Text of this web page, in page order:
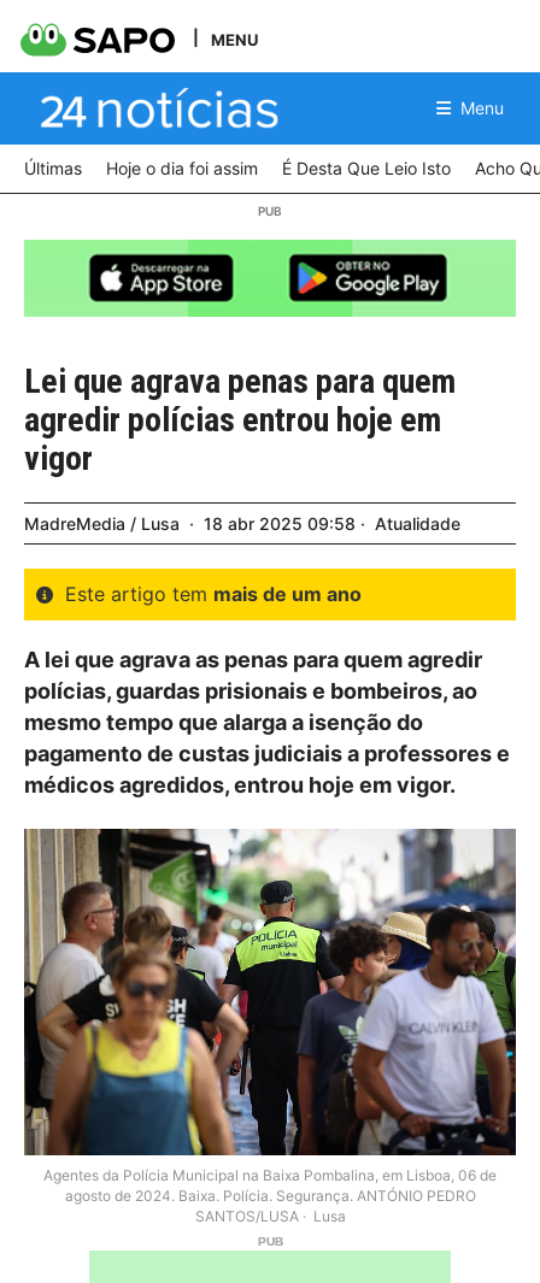
MENU
Menu
Últimas Hoje o dia foi assim É Desta Que Leio Isto Acho
Lei que agrava penas para quem
agredir polícias entrou hoje em
vigor
MadreMedia / Lusa 18 abr 2025 09:58 Atualidade
Este artigo tem mais de um ano
A lei que agrava as penas para quem agredir
polícias, guardas prisionais e bombeiros, ao
mesmo tempo que alarga a isenção do
pagamento de custas judiciais a professores e
médicos agredidos, entrou hoje em vigor.
Agentes da Polícia Municipal na Baixa Pombalina, em Lisboa, 06 de
agosto de 2024. Baixa. Polícia. Segurança. ANTÓNIO PEDRO
SANTOS/LUSA
Lusa